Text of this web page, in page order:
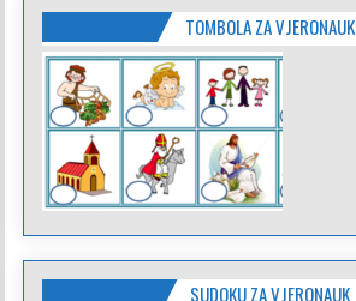
TOMBOLA ZA VJERONAUK
SUDOKU ZA VJERONAUK